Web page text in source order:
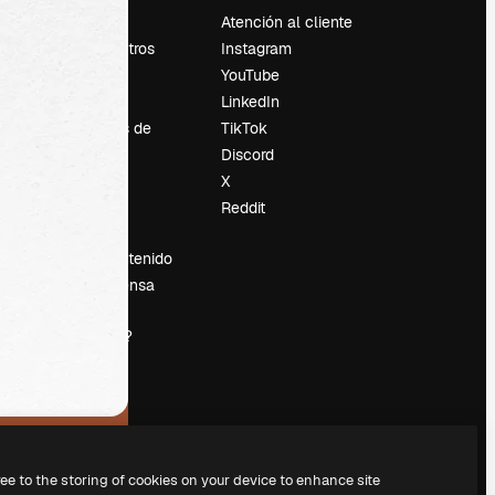
Sobre nosotros
Tendencias de
Vender contenido
Sala de prensa
magnific.ai?
Atención al cliente
Instagram
YouTube
LinkedIn
TikTok
Discord
X
Reddit
to the storing of cookies on your device to enhance site